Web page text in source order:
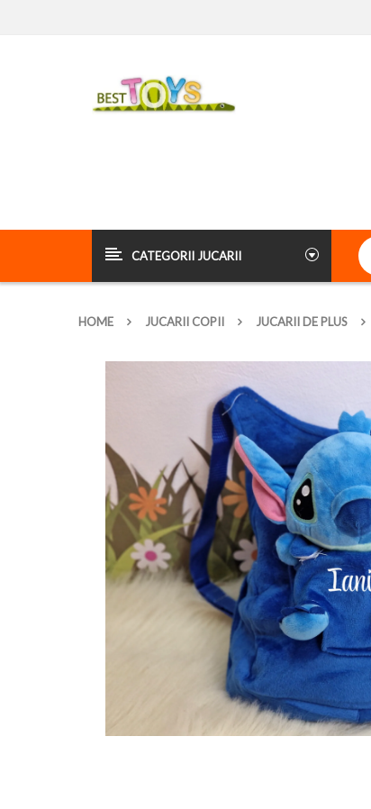
CATEGORII JUCARII
HOME JUCARII COPII JUCARII DE PLUS